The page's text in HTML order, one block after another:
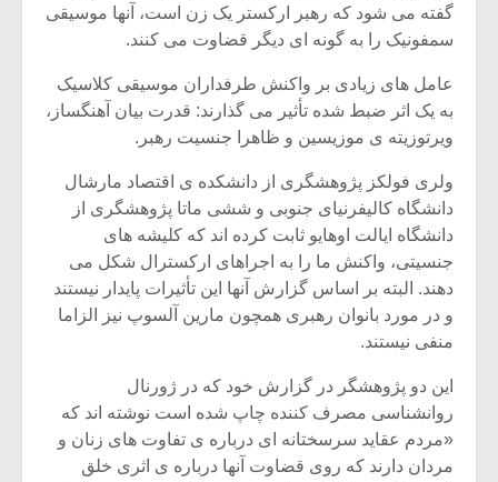
گفته می شود که رهبر ارکستر یک زن است، آنها موسیقی
سمفونیک را به گونه ای دیگر قضاوت می کنند.
عامل های زیادی بر واکنش طرفداران موسیقی کلاسیک
به یک اثر ضبط شده تأثیر می گذارند: قدرت بیان آهنگساز،
ویرتوزیته ی موزیسین و ظاهرا جنسیت رهبر.
ولری فولکز پژوهشگری از دانشکده ی اقتصاد مارشال
دانشگاه کالیفرنیای جنوبی و ششی ماتا پژوهشگری از
دانشگاه ایالت اوهایو ثابت کرده اند که کلیشه های
جنسیتی، واکنش ما را به اجراهای ارکسترال شکل می
دهند. البته بر اساس گزارش آنها این تأثیرات پایدار نیستند
و در مورد بانوان رهبری همچون مارین آلسوپ نیز الزاما
منفی نیستند.
این دو پژوهشگر در گزارش خود که در ژورنال
روانشناسی مصرف کننده چاپ شده است نوشته اند که
«مردم عقاید سرسختانه ای درباره ی تفاوت های زنان و
مردان دارند که روی قضاوت آنها درباره ی اثری خلق